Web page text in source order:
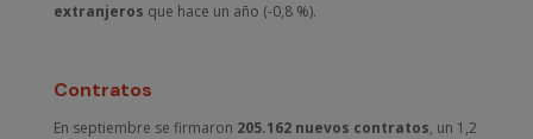
extranjeros que hace un año (-0,8 %).
Contratos
En septiembre se firmaron 205.162 nuevos contratos, un 1,2